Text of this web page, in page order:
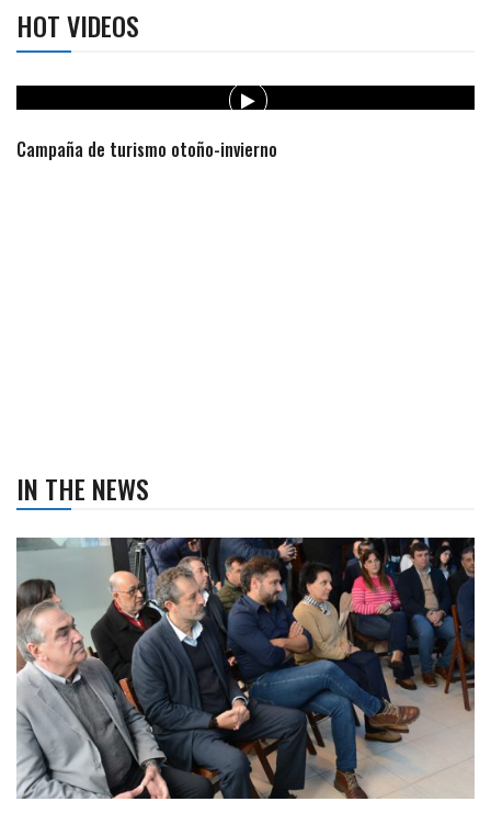
HOT VIDEOS
Campaña de turismo otoño-invierno
IN THE NEWS